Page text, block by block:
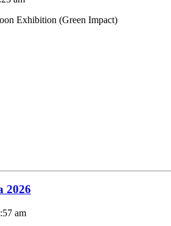
Exhibition (Green Impact)
2026
am